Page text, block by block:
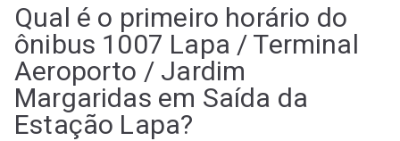
Qual é o primeiro horário do
ônibus 1007 Lapa / Terminal
Aeroporto / Jardim
Margaridas em Saída da
Estação Lapa?